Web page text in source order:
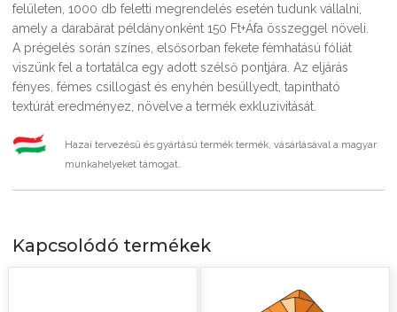
felületen, 1000 db feletti megrendelés esetén tudunk vállalni,
amely a darabárat példányonként 150 Ft+Áfa összeggel növeli.
A prégelés során színes, elsősorban fekete fémhatású fóliát
viszünk fel a tortatálca egy adott szélső pontjára. Az eljárás
fényes, fémes csillogást és enyhén besüllyedt, tapintható
textúrát eredményez, növelve a termék exkluzivitását.
Hazai tervezésű és gyártású termék termék, vásárlásával a magyar
munkahelyeket támogat.
Kapcsolódó termékek